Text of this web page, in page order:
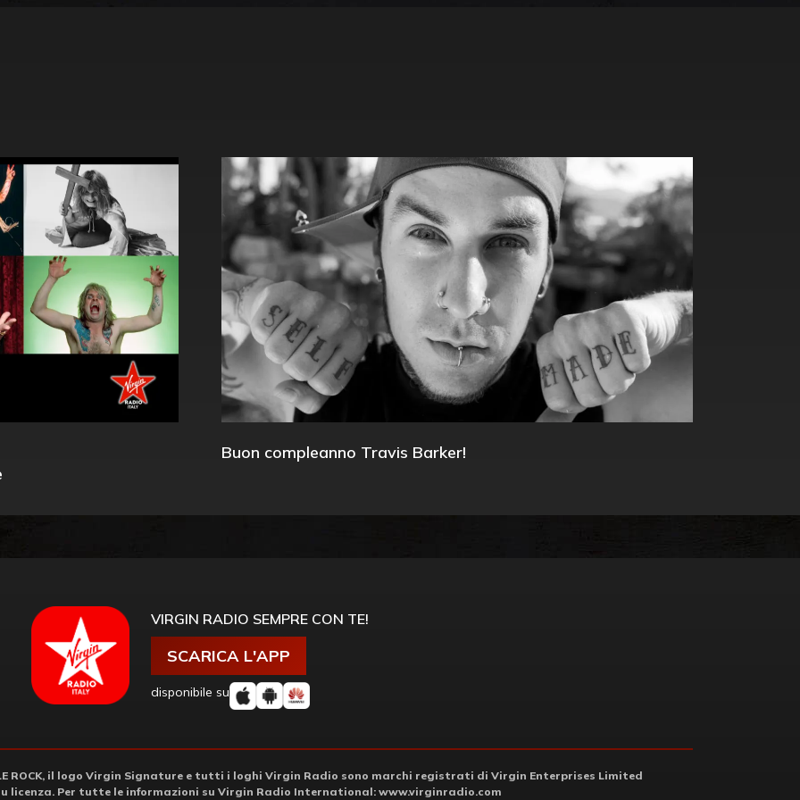
Buon compleanno Travis Barker!
VIRGIN RADIO SEMPRE CON TE!
SCARICA L'APP
disponibile su
ROCK, il logo Virgin Signature e tutti i loghi Virgin Radio sono marchi registrati di Virgin Enterprises Limited
licenza. Per tutte le informazioni su Virgin Radio International: www.virginradio.com